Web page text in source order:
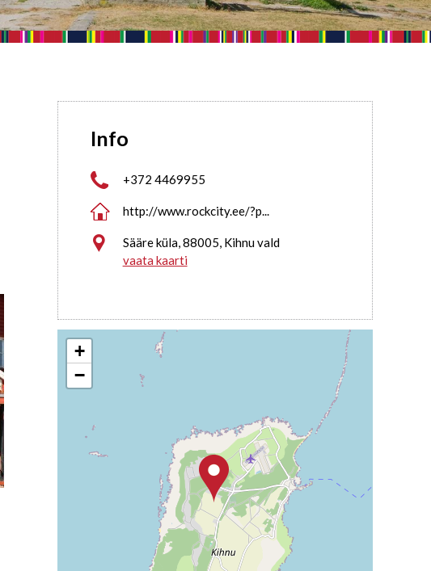
Info
 +372 4469955
 http://www.rockcity.ee/?p...

Sääre küla, 88005, Kihnu vald
vaata kaarti
+
−